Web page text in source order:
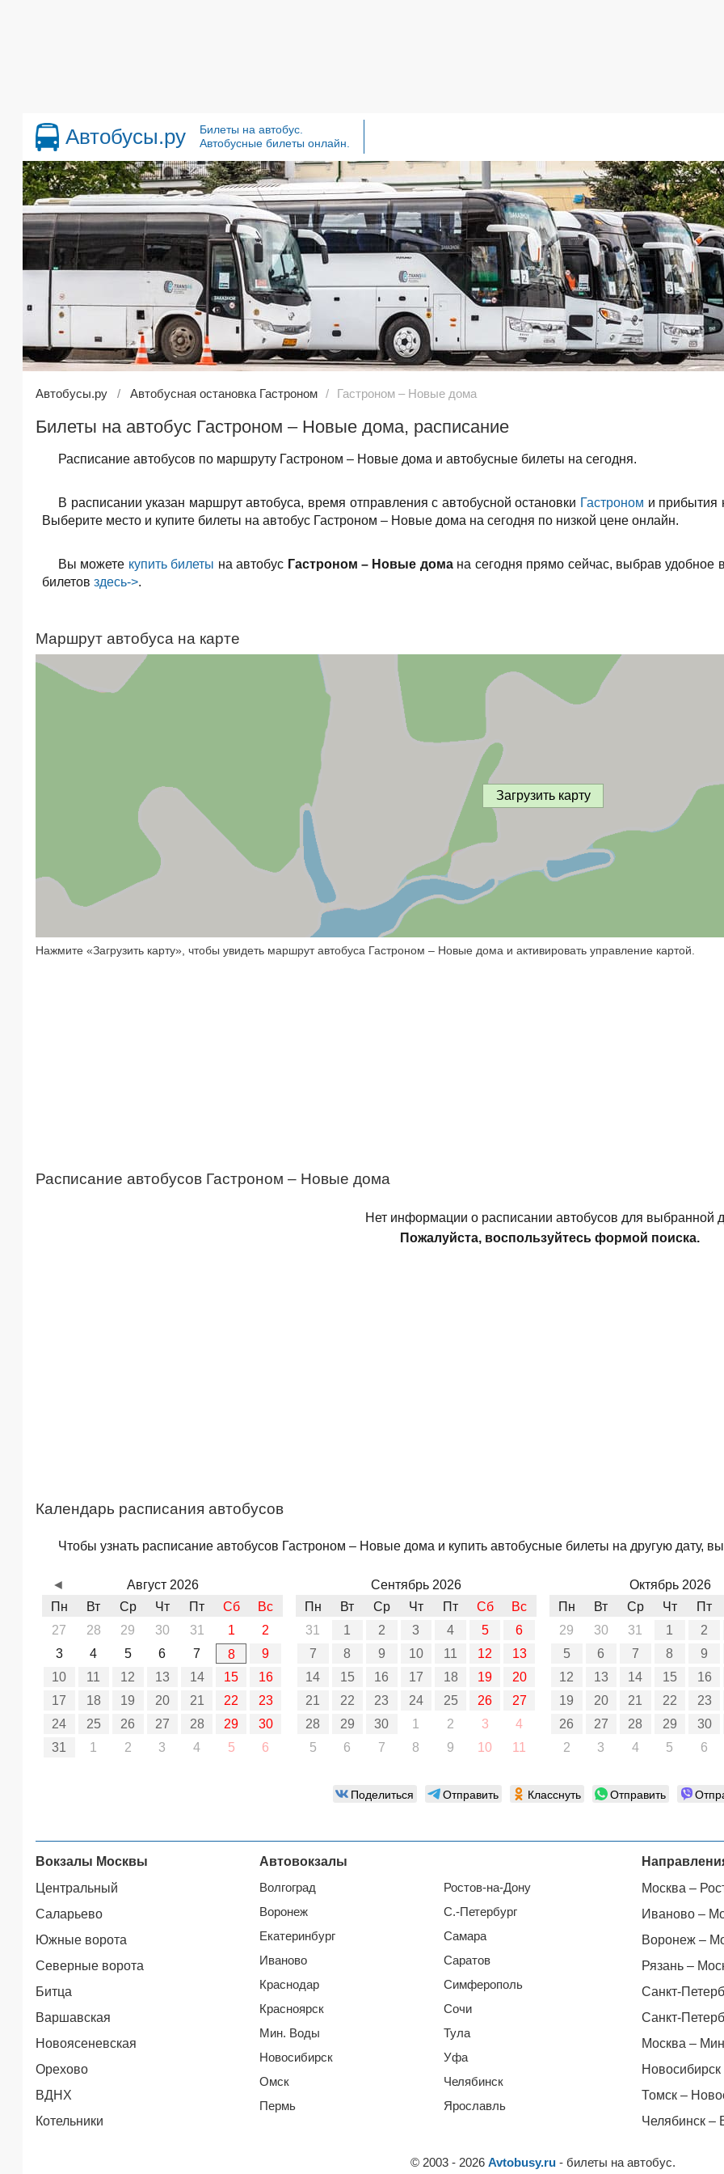
Автобусы.ру
Билеты на автобус.
Автобусные билеты онлайн.
Автобусы.ру Автобусная остановка Гастроном Гастроном – Новые дома
Билеты на автобус Гастроном – Новые дома, расписание
Расписание автобусов по маршруту Гастроном – Новые дома и автобусные билеты на сегодня.
В расписании указан маршрут автобуса, время отправления с автобусной остановки Гастроном и прибытия
Выберите место и купите билеты на автобус Гастроном – Новые дома на сегодня по низкой цене онлайн.
Вы можете купить билеты на автобус Гастроном – Новые домана сегодня прямо сейчас, выбрав удобное
билетов здесь->.
Маршрут автобуса на карте
Загрузить карту
Нажмите «Загрузить карту», чтобы увидеть маршрут автобуса Гастроном – Новые дома и активировать управление картой.
Расписание автобусов Гастроном – Новые дома
Нет информации о расписании автобусов для выбранной
Пожалуйста, воспользуйтесь формой поиска.
Календарь расписания автобусов
Чтобы узнать расписание автобусов Гастроном – Новые дома и купить автобусные билеты на другую дату,
Август 2026
Пн
Вт Ср Чт Пт Сб
Вс
27
28 29 30 31 1
2
3
4 5 6 7 8
9
10
11 12 13 14 15
16
17
18 19 20 21 22
23
24
25 26 27 28 29
30
31
1 2 3 4 5 6
Сентябрь 2026
Пн
Вт Ср Чт Пт Сб
Вс
31
1 2 3 4 5
6
7
8 9 10 11 12
13
14
15 16 17 18 19
20
21
22 23 24 25 26
27
28
29 30 1 2 3
4
5
6 7 8 9 10 11
Октябрь 2026
Пн
Вт Ср Чт
Пт
29
30 31 1
2
5
6 7 8
9
12
13 14 15
16
19
20 21 22
23
26
27 28 29
30
2
3 4 5 6
◄
Поделиться Отправить Класснуть Отправить
Вокзалы Москвы
Центральный
Саларьево
Южные ворота
Северные ворота
Битца
Варшавская
Новоясеневская
Орехово
ВДНХ
Котельники
Автовокзалы
Волгоград
Воронеж
Екатеринбург
Иваново
Краснодар
Красноярск
Мин. Воды
Новосибирск
Омск
Пермь
Ростов-на-Дону
С.-Петербург
Самара
Саратов
Симферополь
Сочи
Тула
Уфа
Челябинск
Ярославль
Москва –
Иваново –
Воронеж –
Рязань –
Санкт-
Санкт-
Москва –
Томск –
Челябинск –
© 2003 - 2026 Avtobusy.ru - билеты на автобус.